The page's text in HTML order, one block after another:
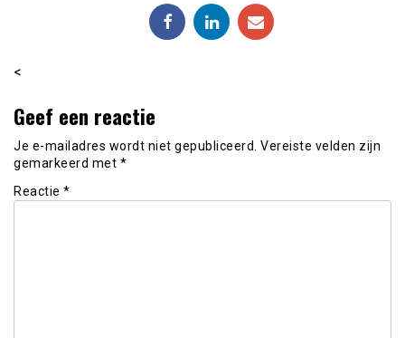
<
Geef een reactie
Je e-mailadres wordt niet gepubliceerd. Vereiste velden zijn
gemarkeerd met *
Reactie *